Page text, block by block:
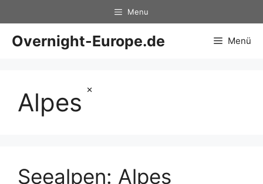
×
Inhalt
springen
Menu
Overnight-Europe.de Menü
Alpes
Seealpen: Alpes